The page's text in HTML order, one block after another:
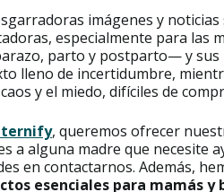
imágenes y
especialmente para las
parto y postparto— y sus
lleno de incertidumbre,
y el miedo, difíciles de
, queremos ofrecer
a alguna madre que necesite
en contactarnos. Además,
esenciales para mamás y